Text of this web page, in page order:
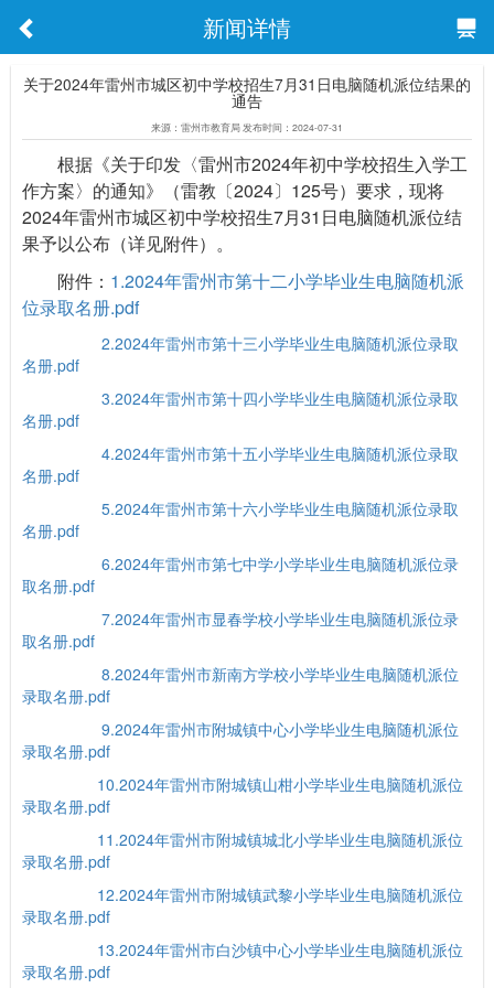
新闻详情
关于2024年雷州市城区初中学校招生7月31日电脑随机派位结果的
通告
来源：雷州市教育局 发布时间：2024-07-31
根据《关于印发〈雷州市2024年初中学校招生入学工
作方案〉的通知》（雷教〔2024〕125号）要求，现将
2024年雷州市城区初中学校招生7月31日电脑随机派位结
果予以公布（详见附件）。
附件： 1.2024年雷州市第十二小学毕业生电脑随机派
位录取名册.pdf
2.2024年雷州市第十三小学毕业生电脑随机派位录取
名册.pdf
3.2024年雷州市第十四小学毕业生电脑随机派位录取
名册.pdf
4.2024年雷州市第十五小学毕业生电脑随机派位录取
名册.pdf
5.2024年雷州市第十六小学毕业生电脑随机派位录取
名册.pdf
6.2024年雷州市第七中学小学毕业生电脑随机派位录
取名册.pdf
7.2024年雷州市显春学校小学毕业生电脑随机派位录
取名册.pdf
8.2024年雷州市新南方学校小学毕业生电脑随机派位
录取名册.pdf
9.2024年雷州市附城镇中心小学毕业生电脑随机派位
录取名册.pdf
10.2024年雷州市附城镇山柑小学毕业生电脑随机派位
录取名册.pdf
11.2024年雷州市附城镇城北小学毕业生电脑随机派位
录取名册.pdf
12.2024年雷州市附城镇武黎小学毕业生电脑随机派位
录取名册.pdf
13.2024年雷州市白沙镇中心小学毕业生电脑随机派位
录取名册.pdf